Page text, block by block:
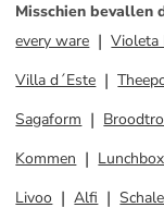
Misschien bevallen
every ware
Violeta
Villa d´Este
Sagaform
Kommen
Livoo
Alfi